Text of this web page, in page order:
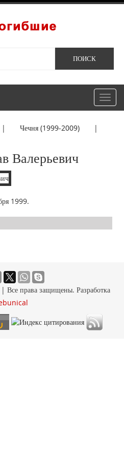
Чечня (1999-2009)|
Валерьевич
1999.
права защищены. Разработка